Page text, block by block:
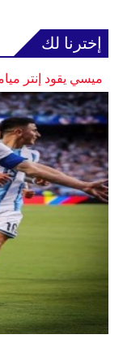
إخترنا لك
ميسي يقود إنتر